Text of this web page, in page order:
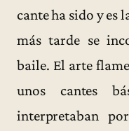
cante ha sido y es
más tarde se
baile. El arte
unos cantes
interpretaban